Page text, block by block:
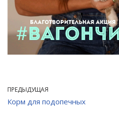
ПРЕДЫДУЩАЯ
Корм для подопечных